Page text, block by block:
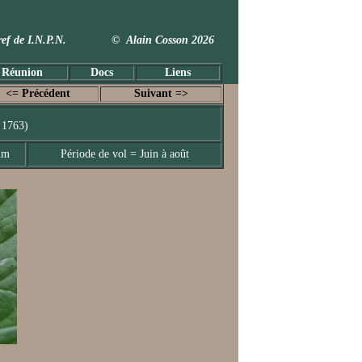
de I.N.P.N. © Alain Cosson 2026
Docs Liens
<= Précédent Suivant =>
Période de vol = Juin à août